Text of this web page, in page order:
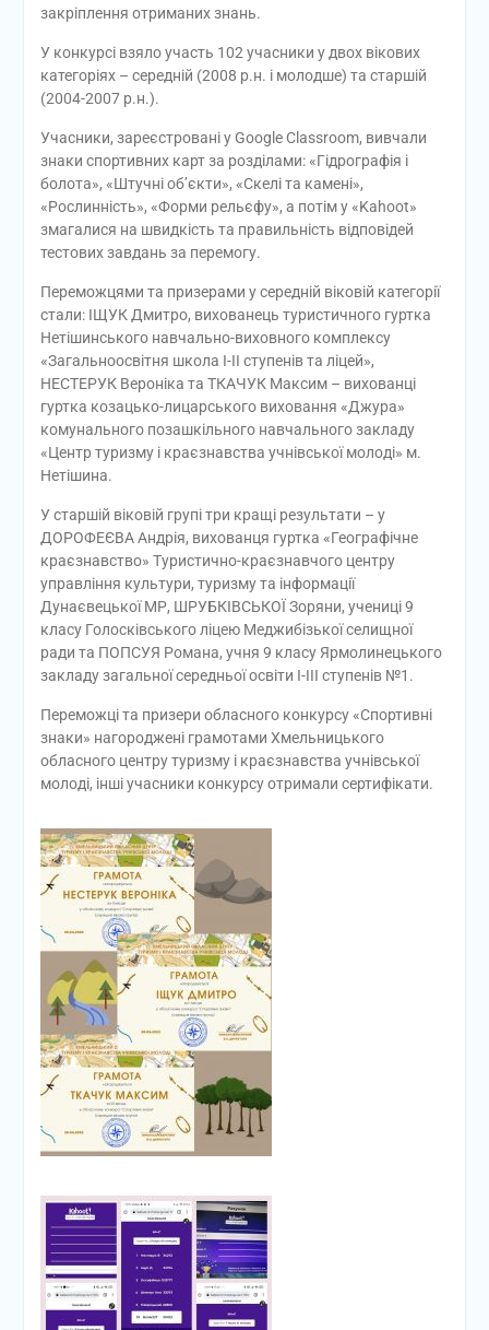
закріплення отриманих знань.
У конкурсі взяло участь 102 учасники у двох вікових
категоріях – середній (2008 р.н. і молодше) та старшій
(2004-2007 р.н.).
Учасники, зареєстровані у Google Classroom, вивчали
знаки спортивних карт за розділами: «Гідрографія і
болота», «Штучні об’єкти», «Скелі та камені»,
«Рослинність», «Форми рельєфу», а потім у «Kahoot»
змагалися на швидкість та правильність відповідей
тестових завдань за перемогу.
Переможцями та призерами у середній віковій категорії
стали: ІЩУК Дмитро, вихованець туристичного гуртка
Нетішинського навчально-виховного комплексу
«Загальноосвітня школа І-ІІ ступенів та ліцей»,
НЕСТЕРУК Вероніка та ТКАЧУК Максим – вихованці
гуртка козацько-лицарського виховання «Джура»
комунального позашкільного навчального закладу
«Центр туризму і краєзнавства учнівської молоді» м.
Нетішина.
У старшій віковій групі три кращі результати – у
ДОРОФЕЄВА Андрія, вихованця гуртка «Географічне
краєзнавство» Туристично-краєзнавчого центру
управління культури, туризму та інформації
Дунаєвецької МР, ШРУБКІВСЬКОЇ Зоряни, учениці 9
класу Голосківського ліцею Меджибізької селищної
ради та ПОПСУЯ Романа, учня 9 класу Ярмолинецького
закладу загальної середньої освіти І-ІІІ ступенів №1.
Переможці та призери обласного конкурсу «Спортивні
знаки» нагороджені грамотами Хмельницького
обласного центру туризму і краєзнавства учнівської
молоді, інші учасники конкурсу отримали сертифікати.